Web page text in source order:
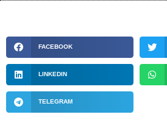
FACEBOOK
LINKEDIN
TELEGRAM